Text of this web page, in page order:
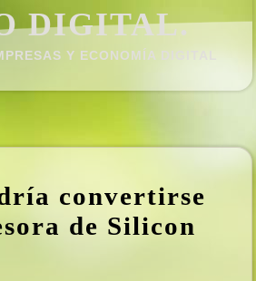
DIGITAL.
Y ECONOMÍ­A DIGITAL
convertirse
de Silicon